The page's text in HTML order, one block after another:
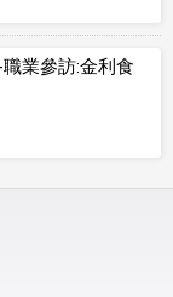
業參訪:金利食